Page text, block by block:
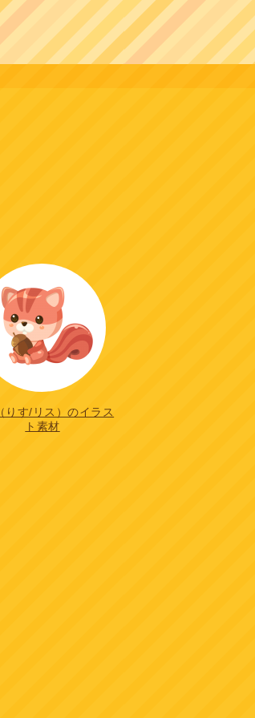
りす/リス）のイラス
ト素材